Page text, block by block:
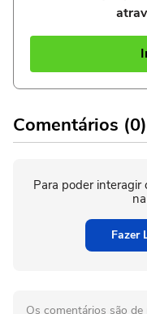
Comentários (0)
Para poder interagir
Fazer
Os comentários são de